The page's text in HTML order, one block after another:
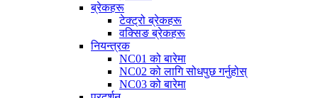
ब्रेकहरू
टेक्ट्रो ब्रेकहरू
वक्सिङ ब्रेकहरू
नियन्त्रक
NC01 को बारेमा
NC02 को लागि सोधपुछ गर्नुहोस्
NC03 को बारेमा